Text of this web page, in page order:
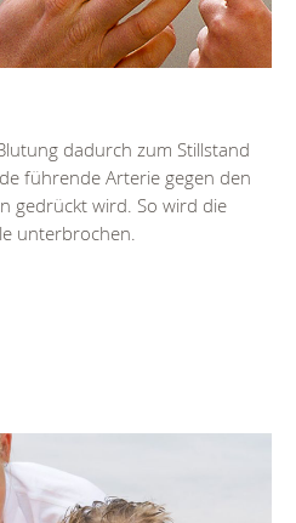
dadurch zum Stillstand
führende Arterie gegen den
gedrückt wird. So wird die
unterbrochen.